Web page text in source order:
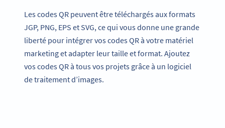
Les codes QR peuvent être téléchargés aux formats
JGP, PNG, EPS et SVG, ce qui vous donne une grande
liberté pour intégrer vos codes QR à votre matériel
marketing et adapter leur taille et format. Ajoutez
vos codes QR à tous vos projets grâce à un logiciel
de traitement d’images.